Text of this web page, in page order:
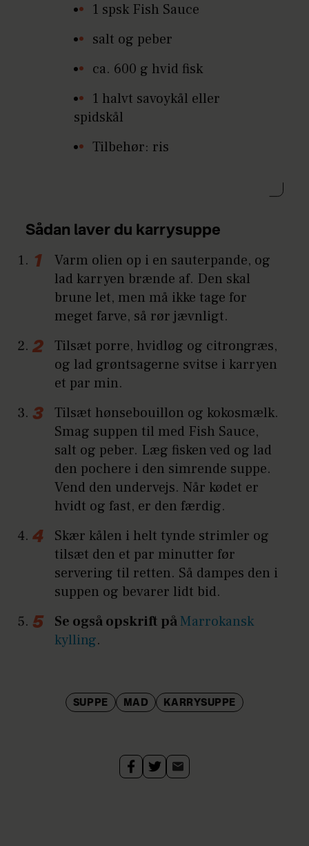
1 spsk Fish Sauce
salt og peber
ca. 600 g hvid fisk
1 halvt savoykål eller
spidskål
Tilbehør: ris
Sådan laver du karrysuppe
Varm olien op i en sauterpande, og
lad karryen brænde af. Den skal
brune let, men må ikke tage for
meget farve, så rør jævnligt.
Tilsæt porre, hvidløg og citrongræs,
og lad grøntsagerne svitse i karryen
et par min.
Tilsæt hønsebouillon og kokosmælk.
Smag suppen til med Fish Sauce,
salt og peber. Læg fisken ved og lad
den pochere i den simrende suppe.
Vend den undervejs. Når kødet er
hvidt og fast, er den færdig.
Skær kålen i helt tynde strimler og
tilsæt den et par minutter før
servering til retten. Så dampes den i
suppen og bevarer lidt bid.
Se også opskrift påMarrokansk
kylling.
SUPPE MAD KARRYSUPPE